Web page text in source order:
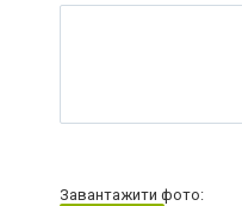
Завантажити фото: